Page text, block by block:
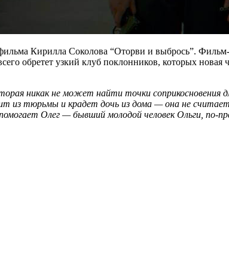
Кирилла Соколова “Оторви и выбрось”.
обретет узкий клуб поклонников, которых
никак не может найти точки
из тюрьмы и крадет дочь из дома — она не
Олег — бывший молодой человек Ольги, по-